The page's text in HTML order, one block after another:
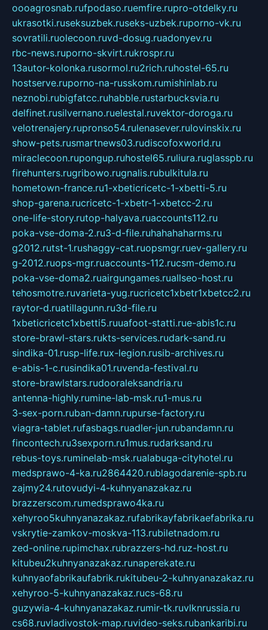
oooagrosnab.rufpodaso.ruemfire.rupro-otdelky.ru
ukrasotki.ruseksuzbek.ruseks-uzbek.ruporno-vk.ru
sovratili.ruolecoon.ruvd-dosug.ruadonyev.ru
rbc-news.ruporno-skvirt.rukrospr.ru
13autor-kolonka.rusormol.ru2rich.ruhostel-65.ru
hostserve.ruporno-na-russkom.rumishinlab.ru
neznobi.rubigfatcc.ruhabble.rustarbucksvia.ru
delfinet.rusilvernano.ruelestal.ruvektor-doroga.ru
velotrenajery.rupronso54.rulenasever.rulovinskix.ru
show-pets.rusmartnews03.rudiscofoxworld.ru
miraclecoon.rupongup.ruhostel65.ruliura.ruglasspb.ru
firehunters.rugribowo.rugnalis.rubulkitula.ru
hometown-france.ru1-xbeticricetc-1-xbetti-5.ru
shop-garena.rucricetc-1-xbetr-1-xbetcc-2.ru
one-life-story.rutop-halyava.ruaccounts112.ru
poka-vse-doma-2.ru3-d-file.ruhahahaharms.ru
g2012.rutst-1.rushaggy-cat.ruopsmgr.ruev-gallery.ru
g-2012.ruops-mgr.ruaccounts-112.rucsm-demo.ru
poka-vse-doma2.ruairgungames.ruallseo-host.ru
tehosmotre.ruvarieta-yug.rucricetc1xbetr1xbetcc2.ru
raytor-d.ruatillagunn.ru3d-file.ru
1xbeticricetc1xbetti5.ruuafoot-statti.rue-abis1c.ru
store-brawl-stars.rukts-services.rudark-sand.ru
sindika-01.rusp-life.rux-legion.rusib-archives.ru
e-abis-1-c.rusindika01.ruvenda-festival.ru
store-brawlstars.rudooraleksandria.ru
antenna-highly.rumine-lab-msk.ru1-mus.ru
3-sex-porn.ruban-damn.rupurse-factory.ru
viagra-tablet.rufasbags.ruadler-jun.rubandamn.ru
fincontech.ru3sexporn.ru1mus.rudarksand.ru
rebus-toys.ruminelab-msk.rualabuga-cityhotel.ru
medsprawo-4-ka.ru2864420.rublagodarenie-spb.ru
zajmy24.rutovudyi-4-kuhnyanazakaz.ru
brazzerscom.rumedsprawo4ka.ru
xehyroo5kuhnyanazakaz.rufabrikayfabrikaefabrika.ru
vskrytie-zamkov-moskva-113.rubiletnadom.ru
zed-online.rupimchax.rubrazzers-hd.ruz-host.ru
kitubeu2kuhnyanazakaz.runaperekate.ru
kuhnyaofabrikaufabrik.rukitubeu-2-kuhnyanazakaz.ru
xehyroo-5-kuhnyanazakaz.rucs-68.ru
guzywia-4-kuhnyanazakaz.rumir-tk.ruvlknrussia.ru
cs68.ruvladivostok-map.ruvideo-seks.rubankaribi.ru